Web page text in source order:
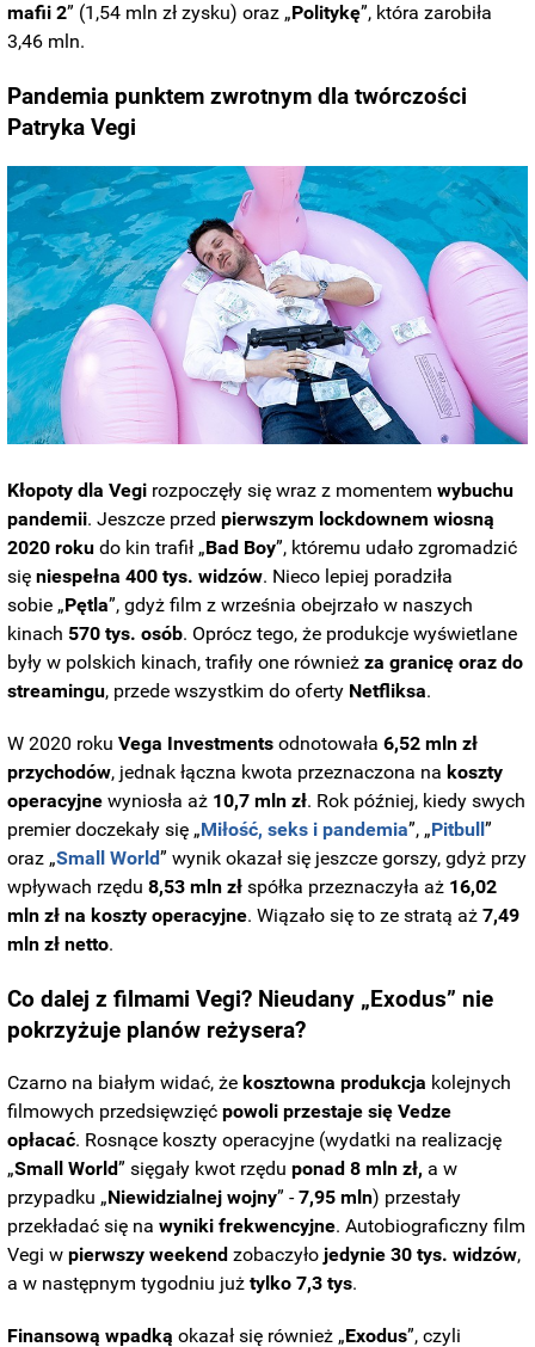
mafii 2” (1,54 mln zł zysku) oraz „Politykę”, która zarobiła
3,46 mln.
Pandemia punktem zwrotnym dla twórczości
Patryka Vegi
Kłopoty dla Vegi rozpoczęły się wraz z momentemwybuchu
pandemii. Jeszcze przedpierwszym lockdownem wiosną
2020 roku do kin trafił „Bad Boy”, któremu udało zgromadzić
sięniespełna 400 tys. widzów. Nieco lepiej poradziła
sobie „Pętla”, gdyż film z września obejrzało w naszych
kinach 570 tys. osób. Oprócz tego, że produkcje wyświetlane
były w polskich kinach, trafiły one równieżza granicę oraz do
streamingu, przede wszystkim do oferty Netfliksa.
W 2020 rokuVega Investments odnotowała6,52 mln zł
przychodów, jednak łączna kwota przeznaczona na koszty
operacyjne wyniosła aż 10,7 mln zł. Rok później, kiedy swych
premier doczekały się „Miłość, seks i pandemia”, „Pitbull”
oraz „Small World” wynik okazał się jeszcze gorszy, gdyż przy
wpływach rzędu8,53 mln zł spółka przeznaczyła aż 16,02
mln zł na koszty operacyjne. Wiązało się to ze stratą aż7,49
mln zł netto.
Co dalej z filmami Vegi? Nieudany „Exodus” nie
pokrzyżuje planów reżysera?
Czarno na białym widać, że kosztowna produkcja kolejnych
filmowych przedsięwzięćpowoli przestaje się Vedze
opłacać. Rosnące koszty operacyjne (wydatki na realizację
„Small World” sięgały kwot rzęduponad 8 mln zł, a w
przypadku „Niewidzialnej wojny” -7,95 mln) przestały
przekładać się nawyniki frekwencyjne. Autobiograficzny film
Vegi wpierwszy weekend zobaczyłojedynie 30 tys. widzów,
a w następnym tygodniu jużtylko 7,3 tys.
Finansową wpadką okazał się również „Exodus”, czyli